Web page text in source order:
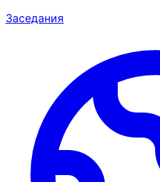
Заседания